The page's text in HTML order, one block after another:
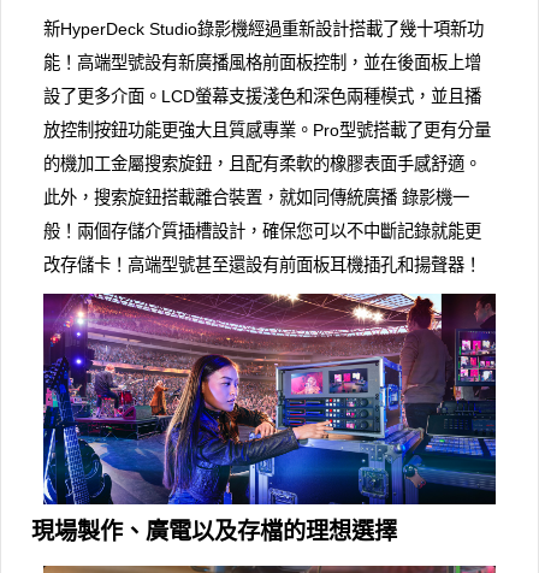
新HyperDeck Studio錄影機經過重新設計搭載了幾十項新功
能！高端型號設有新廣播風格前面板控制，並在後面板上增
設了更多介面。LCD螢幕支援淺色和深色兩種模式，並且播
放控制按鈕功能更強大且質感專業。Pro型號搭載了更有分量
的機加工金屬搜索旋鈕，且配有柔軟的橡膠表面手感舒適。
此外，搜索旋鈕搭載離合裝置，就如同傳統廣播 錄影機一
般！兩個存儲介質插槽設計，確保您可以不中斷記錄就能更
改存儲卡！高端型號甚至還設有前面板耳機插孔和揚聲器！
現場製作、廣電以及存檔的理想選擇